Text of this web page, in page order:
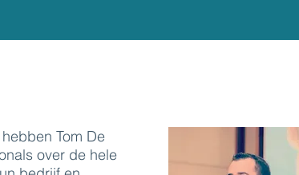
Tom De
over de hele